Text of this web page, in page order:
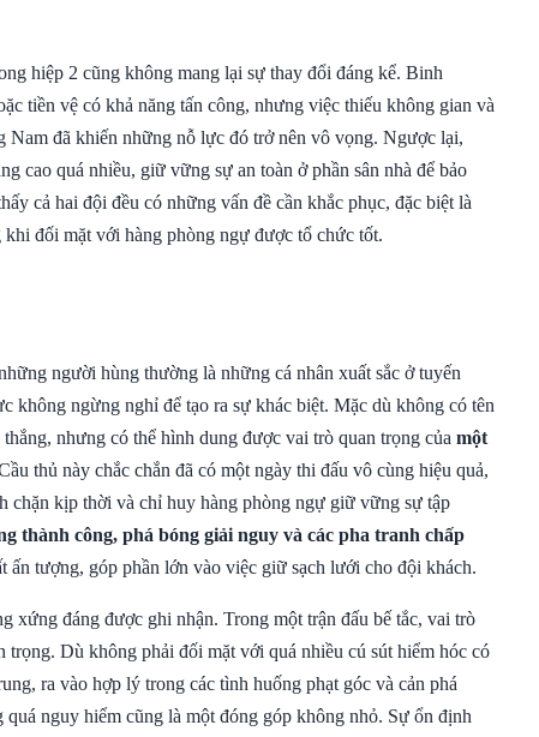
hiệp 2 cũng không mang lại sự thay đổi đáng kể. Binh
tiền vệ có khả năng tấn công, nhưng việc thiếu không gian và
Nam đã khiến những nỗ lực đó trở nên vô vọng. Ngược lại,
cao quá nhiều, giữ vững sự an toàn ở phần sân nhà để bảo
cả hai đội đều có những vấn đề cần khắc phục, đặc biệt là
đối mặt với hàng phòng ngự được tổ chức tốt.
người hùng thường là những cá nhân xuất sắc ở tuyến
không ngừng nghỉ để tạo ra sự khác biệt. Mặc dù không có tên
nhưng có thể hình dung được vai trò quan trọng của một
thủ này chắc chắn đã có một ngày thi đấu vô cùng hiệu quả,
chặn kịp thời và chỉ huy hàng phòng ngự giữ vững sự tập
thành công, phá bóng giải nguy và các pha tranh chấp
ấn tượng, góp phần lớn vào việc giữ sạch lưới cho đội khách.
xứng đáng được ghi nhận. Trong một trận đấu bế tắc, vai trò
trọng. Dù không phải đối mặt với quá nhiều cú sút hiểm hóc có
ra vào hợp lý trong các tình huống phạt góc và cản phá
quá nguy hiểm cũng là một đóng góp không nhỏ. Sự ổn định